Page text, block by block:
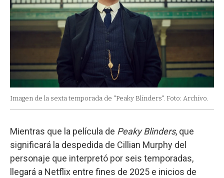
Imagen de la sexta temporada de "Peaky Blinders". Foto: Archivo.
Mientras que la película de Peaky Blinders, que
significará la despedida de Cillian Murphy del
personaje que interpretó por seis temporadas,
llegará a Netflix entre fines de 2025 e inicios de